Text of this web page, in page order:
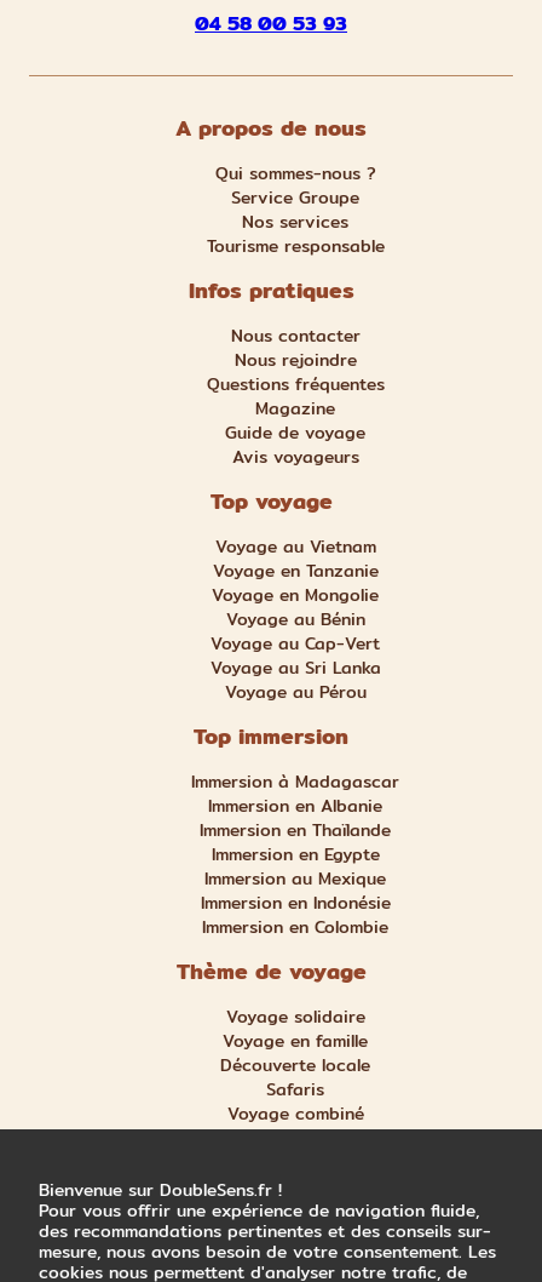
04 58 00 53 93
A propos de nous
Qui sommes-nous ?
Service Groupe
Nos services
Tourisme responsable
Infos pratiques
Nous contacter
Nous rejoindre
Questions fréquentes
Magazine
Guide de voyage
Avis voyageurs
Top voyage
Voyage au Vietnam
Voyage en Tanzanie
Voyage en Mongolie
Voyage au Bénin
Voyage au Cap-Vert
Voyage au Sri Lanka
Voyage au Pérou
Top immersion
Immersion à Madagascar
Immersion en Albanie
Immersion en Thaïlande
Immersion en Egypte
Immersion au Mexique
Immersion en Indonésie
Immersion en Colombie
Thème de voyage
Voyage solidaire
Voyage en famille
Découverte locale
Safaris
Voyage combiné
Nature et aventure
Bienvenue sur DoubleSens.fr !
Pour vous offrir une expérience de navigation fluide,
des recommandations pertinentes et des conseils sur-
mesure, nous avons besoin de votre consentement. Les
cookies nous permettent d'analyser notre trafic, de